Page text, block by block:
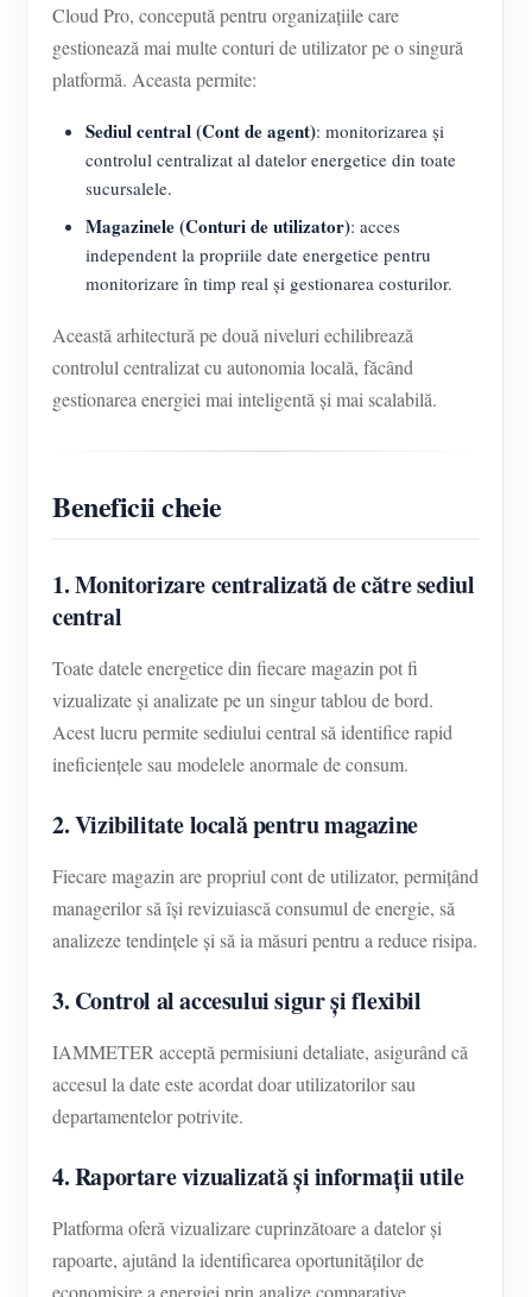
Cloud Pro, concepută pentru organizațiile care
gestionează mai multe conturi de utilizator pe o singură
platformă. Aceasta permite:
Sediul central (Cont de agent): monitorizarea și
controlul centralizat al datelor energetice din toate
sucursalele.
Magazinele (Conturi de utilizator): acces
independent la propriile date energetice pentru
monitorizare în timp real și gestionarea costurilor.
Această arhitectură pe două niveluri echilibrează
controlul centralizat cu autonomia locală, făcând
gestionarea energiei mai inteligentă și mai scalabilă.
Beneficii cheie
1. Monitorizare centralizată de către sediul
central
Toate datele energetice din fiecare magazin pot fi
vizualizate și analizate pe un singur tablou de bord.
Acest lucru permite sediului central să identifice rapid
ineficiențele sau modelele anormale de consum.
2. Vizibilitate locală pentru magazine
Fiecare magazin are propriul cont de utilizator, permițând
managerilor să își revizuiască consumul de energie, să
analizeze tendințele și să ia măsuri pentru a reduce risipa.
3. Control al accesului sigur și flexibil
IAMMETER acceptă permisiuni detaliate, asigurând că
accesul la date este acordat doar utilizatorilor sau
departamentelor potrivite.
4. Raportare vizualizată și informații utile
Platforma oferă vizualizare cuprinzătoare a datelor și
rapoarte, ajutând la identificarea oportunităților de